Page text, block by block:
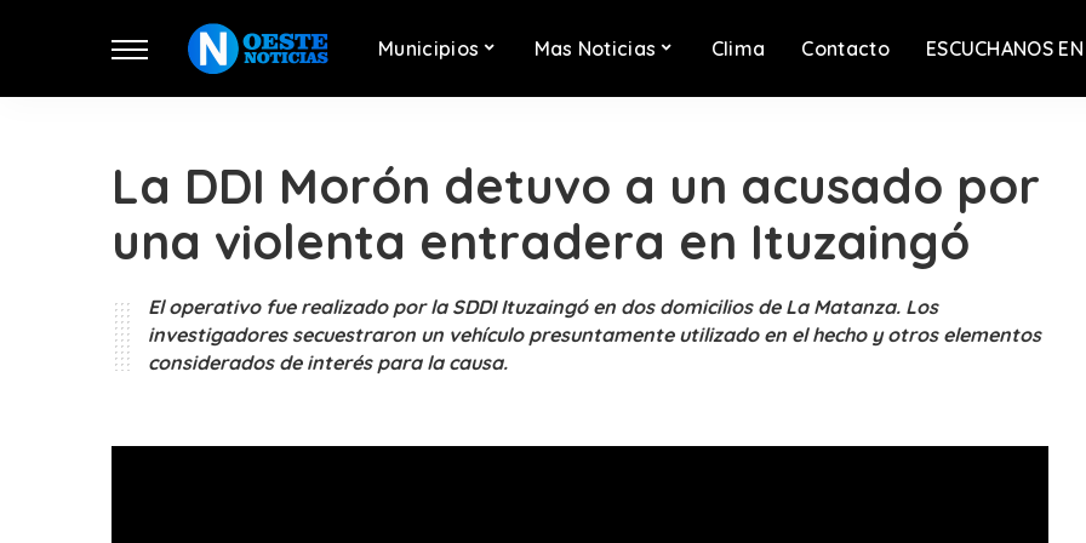
Municipios Mas Noticias Clima Contacto ESCUCHANOS
La DDI Morón detuvo a un acusado por
una violenta entradera en Ituzaingó
El operativo fue realizado por la SDDI Ituzaingó en dos domicilios de La Matanza. Los
investigadores secuestraron un vehículo presuntamente utilizado en el hecho y otros elementos
considerados de interés para la causa.